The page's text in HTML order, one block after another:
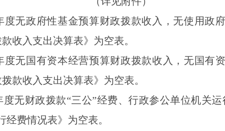
度无政府性基金预算财政拨款收入， 无使用政
收入支出决算表》为空表。
度无国有资本经营预算财政拨款收入， 无国有
款收入支出决算表》为空表。
度无财政拨款“三公”经费、行政参公单位机关
费情况表》为空表。